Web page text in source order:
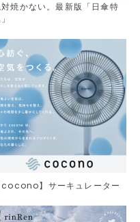
焼かない。最新版「日傘特
cocono】サーキュレーター